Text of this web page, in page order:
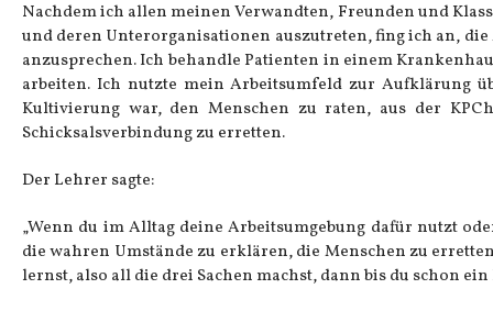
Nachdem ich allen meinen Verwandten, Freunden und
und deren Unterorganisationen auszutreten, fing ich an,
anzusprechen. Ich behandle Patienten in einem
arbeiten. Ich nutzte mein Arbeitsumfeld zur Aufklärung
Kultivierung war, den Menschen zu raten, aus der
Schicksalsverbindung zu erretten.
Der Lehrer sagte:
„Wenn du im Alltag deine Arbeitsumgebung dafür nutzt
die wahren Umstände zu erklären, die Menschen zu
lernst, also all die drei Sachen machst, dann bis du schon